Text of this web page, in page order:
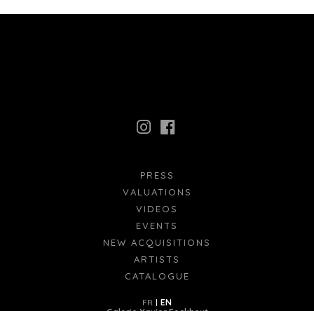
CATALOGUE
ARTISTS
NEW ACQUISITIONS
EVENTS
VIDEOS
VALUATIONS
PRESS
FR
EN